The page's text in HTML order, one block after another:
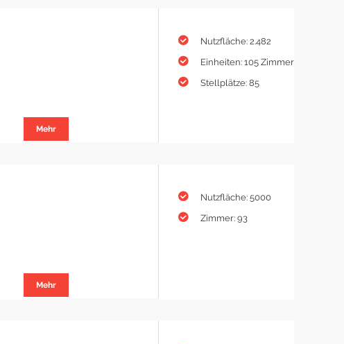
Mehr
Nutzfläche: 2.482
Einheiten: 105 Zimmer
Stellplätze: 85
Mehr
Nutzfläche: 5000
Zimmer: 93